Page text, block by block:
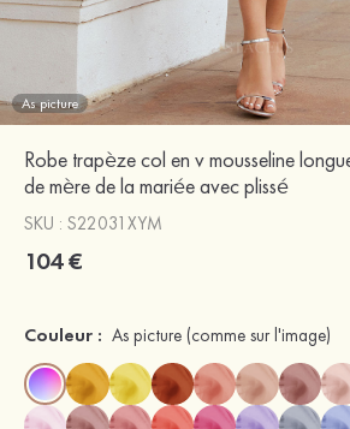
As picture
Robe trapèze col en v mousseline
de mère de la mariée avec plissé
SKU : S22031XYM
104 €
Couleur : As picture (comme sur l'image)